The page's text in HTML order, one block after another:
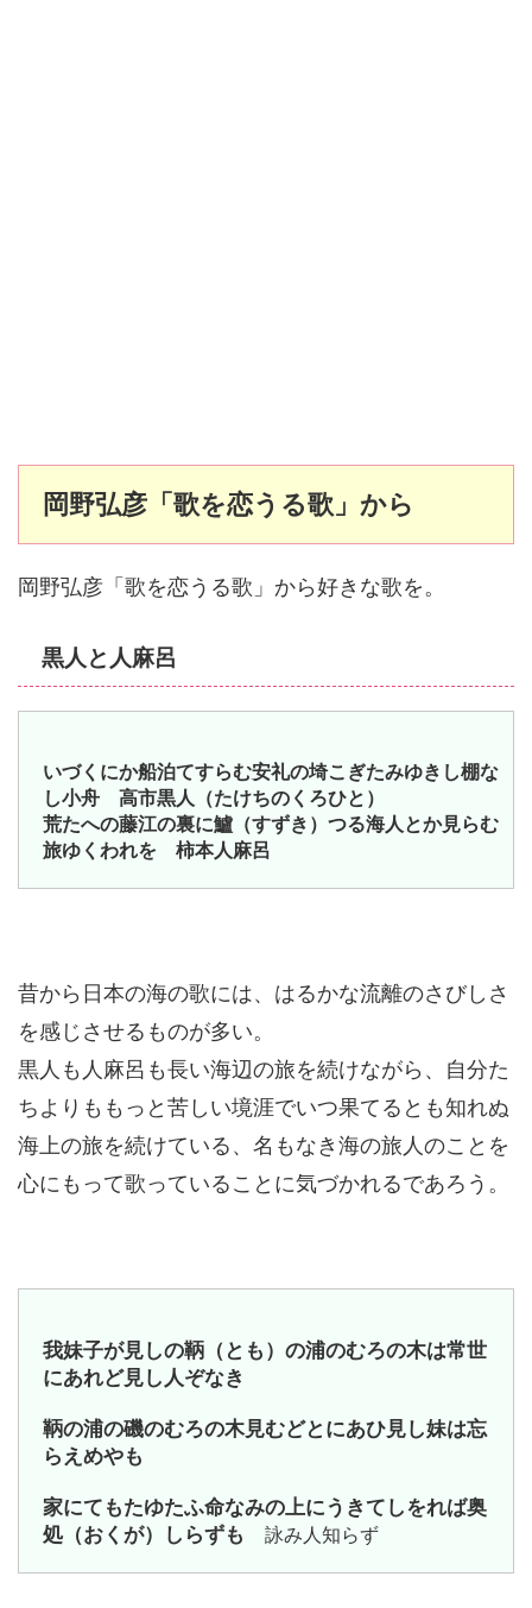
岡野弘彦「歌を恋うる歌」から
岡野弘彦「歌を恋うる歌」から好きな歌を。
黒人と人麻呂
いづくにか船泊てすらむ安礼の埼こぎたみゆきし棚な
し小舟 高市黒人（たけちのくろひと）
荒たへの藤江の裏に鱸（すずき）つる海人とか見らむ
旅ゆくわれを 柿本人麻呂
昔から日本の海の歌には、はるかな流離のさびしさ
を感じさせるものが多い。
黒人も人麻呂も長い海辺の旅を続けながら、自分た
ちよりももっと苦しい境涯でいつ果てるとも知れぬ
海上の旅を続けている、名もなき海の旅人のことを
心にもって歌っていることに気づかれるであろう。
我妹子が見しの鞆（とも）の浦のむろの木は常世
にあれど見し人ぞなき
鞆の浦の磯のむろの木見むどとにあひ見し妹は忘
らえめやも
家にてもたゆたふ命なみの上にうきてしをれば奥
処（おくが）しらずも 詠み人知らず